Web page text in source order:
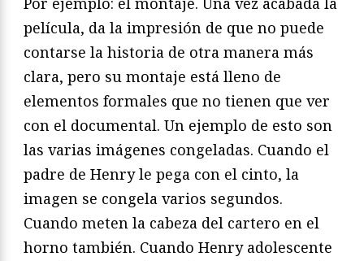
película, da la impresión de que no puede
contarse la historia de otra manera más
clara, pero su montaje está lleno de
elementos formales que no tienen que ver
con el documental. Un ejemplo de esto son
las varias imágenes congeladas. Cuando el
padre de Henry le pega con el cinto, la
imagen se congela varios segundos.
Cuando meten la cabeza del cartero en el
horno también. Cuando Henry adolescente